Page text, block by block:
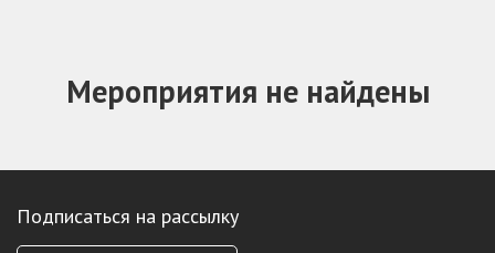
Мероприятия не найдены
Подписаться на рассылку